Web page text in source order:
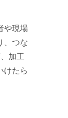
や現場
、つな
加工
けたら